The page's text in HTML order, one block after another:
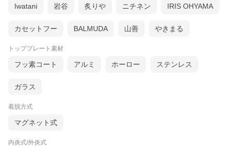
Iwatani 岩谷 炙りや ニチネン IRIS OHYAMA
カセットフー BALMUDA 山善 やきまる
トッププレート素材
フッ素コート アルミ ホーロー ステンレス
ガラス
着脱方式
マグネット式
内炎式/外炎式